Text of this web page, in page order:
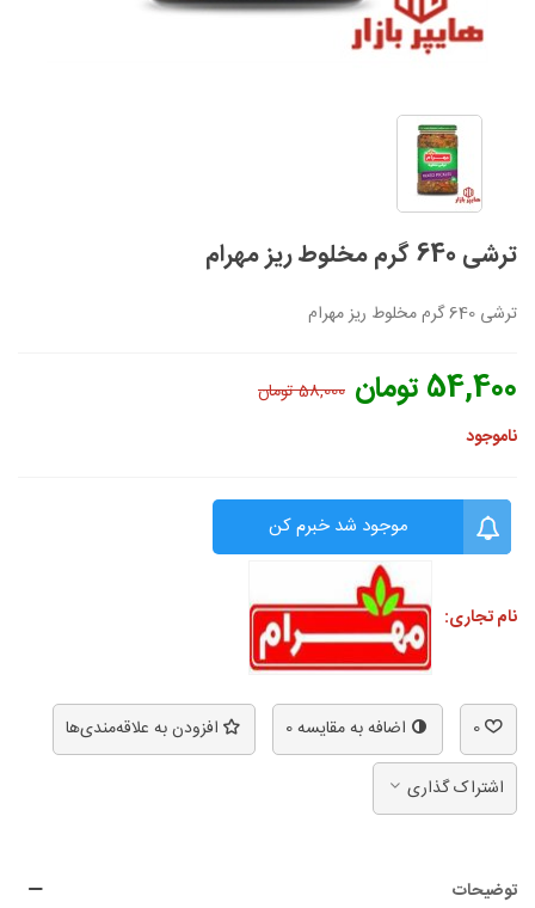
ترشی 640 گرم مخلوط ریز مهرام
ترشی 640 گرم مخلوط ریز مهرام
54,400 تومان
58,000 تومان
ناموجود
موجود شد خبرم کن
نام تجاری:
0 اضافه به مقایسه0 افزودن به علاقه‌مندی‌ها
اشتراک گذاری
توضیحات